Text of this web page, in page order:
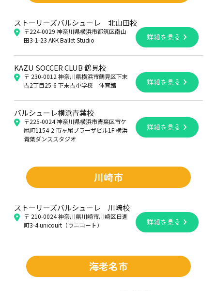
ストーリーズバルシューレ 北山田校
〒224-0029 神奈川県横浜市都筑区南山
田3-1-23 AKK Ballet Studio
詳細を見る
KAZU SOCCER CLUB 鶴見校
〒 230-0012 神奈川県横浜市鶴見区下末
吉2丁目25-6 下末吉小学校 体育館
詳細を見る
バルシューレ横浜青葉校
〒225-0024 神奈川県横浜市青葉区市ケ
尾町1154-2 市ヶ尾プラーザビル1F 横浜
青葉ダンススタジオ
詳細を見る
川崎市
ストーリーズバルシューレ 川崎校
〒 210-0024 神奈川県川崎市川崎区日進
町3-4 unicourt（ウニコート）
詳細を見る
海老名市